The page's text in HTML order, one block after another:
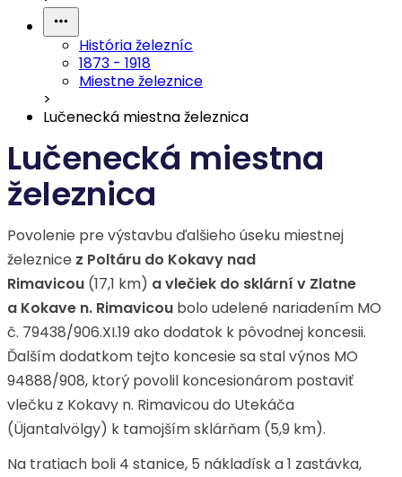
História železníc
1873 - 1918
Miestne železnice
>
Lučenecká miestna železnica
Lučenecká miestna
železnica
Povolenie pre výstavbu ďalšieho úseku miestnej
železnice z Poltáru do Kokavy nad
Rimavicou (17,1 km) a vlečiek do sklární v Zlatne
a Kokave n. Rimavicou bolo udelené nariadením MO
č. 79438/906.XI.19 ako dodatok k pôvodnej koncesii.
Ďalším dodatkom tejto koncesie sa stal výnos MO
94888/908, ktorý povolil koncesionárom postaviť
vlečku z Kokavy n. Rimavicou do Utekáča
(Üjantalvölgy) k tamojším sklárňam (5,9 km).
Na tratiach boli 4 stanice, 5 nákladísk a 1 zastávka,